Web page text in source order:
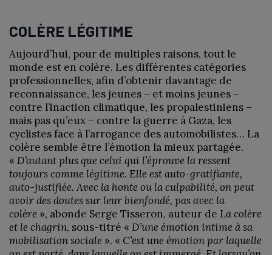
COLÈRE LÉGITIME
Aujourd’hui, pour de multiples raisons, tout le
monde est en colère. Les différentes catégories
professionnelles, afin d’obtenir davantage de
reconnaissance, les jeunes – et moins jeunes –
contre l’inaction climatique, les propalestiniens –
mais pas qu’eux – contre la guerre à Gaza, les
cyclistes face à l’arrogance des automobilistes… La
colère semble être l’émotion la mieux partagée.
« D’autant plus que celui qui l’éprouve la ressent
toujours comme légitime. Elle est auto-gratifiante,
auto-justifiée. Avec la honte ou la culpabilité, on peut
avoir des doutes sur leur bienfondé, pas avec la
colère », abonde Serge Tisseron, auteur de La colère
et le chagrin, sous-titré « D’une émotion intime à sa
mobilisation sociale ». « C’est une émotion par laquelle